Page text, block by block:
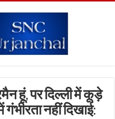
हूं, पर दिल्ली में कूड़े
नहीं दिखाई: